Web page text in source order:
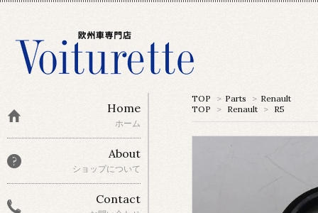
TOP > Parts > Renault
TOP
> Renault > R5
Home
ホーム
About
ショップについて
Contact